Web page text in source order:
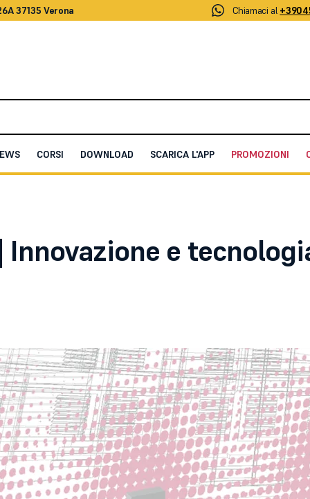
37135 Verona Chiamaci al
CORSI DOWNLOAD SCARICA L'APP PROMOZIONI
Innovazione e